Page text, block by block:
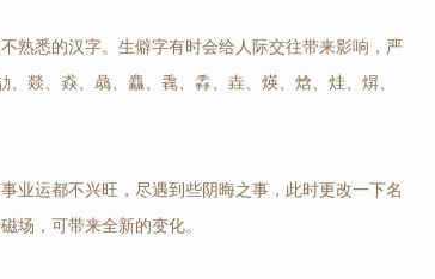
熟悉的汉字。生僻字有时会给人际交往带来影响，严
燚、猋、骉、麤、毳、掱、垚、煐、焓、烓、焺、
业运都不兴旺，尽遇到些阴晦之事，此时更改一下名
场，可带来全新的变化。